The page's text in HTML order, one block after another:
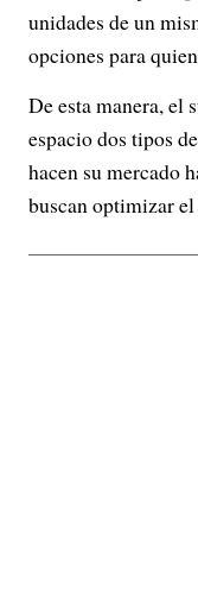
unidades de un
opciones para
De esta manera, el
espacio dos tipos
hacen su mercado
buscan optimizar el